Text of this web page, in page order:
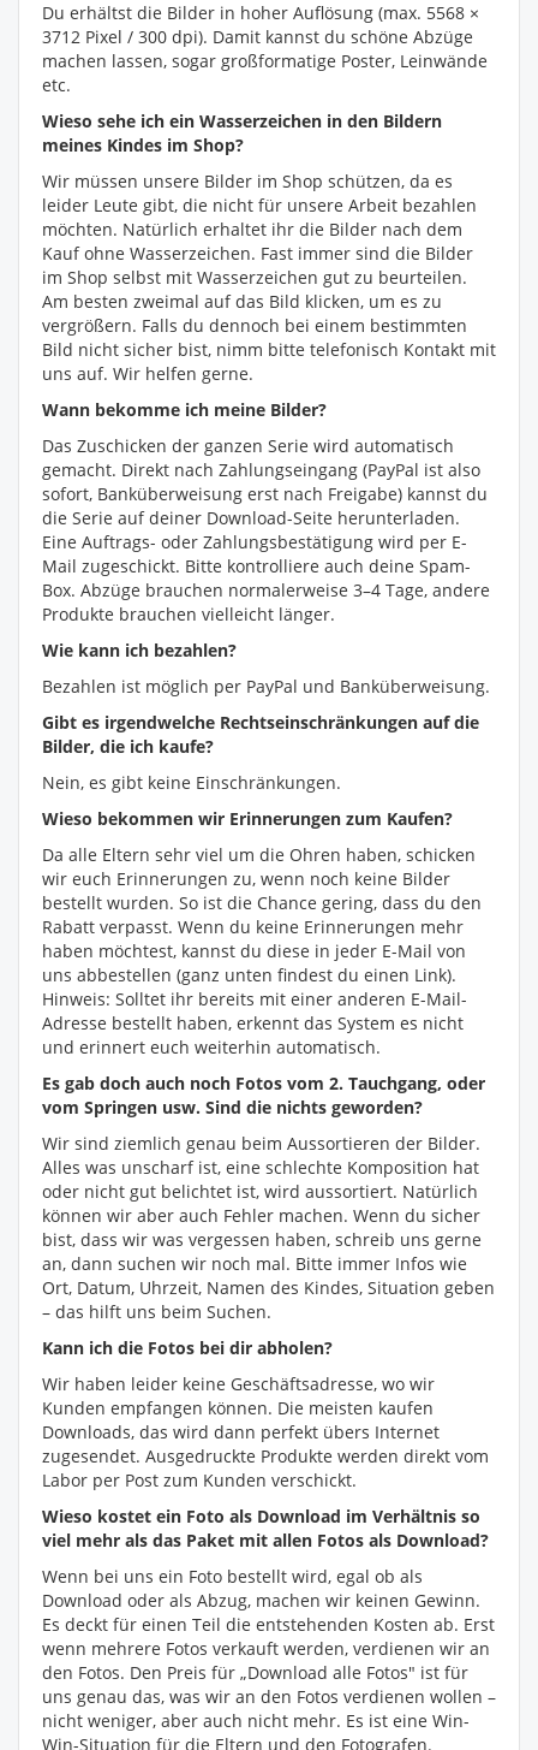
Du erhältst die Bilder in hoher Auflösung (max. 5568 ×
3712 Pixel / 300 dpi). Damit kannst du schöne Abzüge
machen lassen, sogar großformatige Poster, Leinwände
etc.
Wieso sehe ich ein Wasserzeichen in den Bildern
meines Kindes im Shop?
Wir müssen unsere Bilder im Shop schützen, da es
leider Leute gibt, die nicht für unsere Arbeit bezahlen
möchten. Natürlich erhaltet ihr die Bilder nach dem
Kauf ohne Wasserzeichen. Fast immer sind die Bilder
im Shop selbst mit Wasserzeichen gut zu beurteilen.
Am besten zweimal auf das Bild klicken, um es zu
vergrößern. Falls du dennoch bei einem bestimmten
Bild nicht sicher bist, nimm bitte telefonisch Kontakt mit
uns auf. Wir helfen gerne.
Wann bekomme ich meine Bilder?
Das Zuschicken der ganzen Serie wird automatisch
gemacht. Direkt nach Zahlungseingang (PayPal ist also
sofort, Banküberweisung erst nach Freigabe) kannst du
die Serie auf deiner Download-Seite herunterladen.
Eine Auftrags- oder Zahlungsbestätigung wird per E-
Mail zugeschickt. Bitte kontrolliere auch deine Spam-
Box. Abzüge brauchen normalerweise 3–4 Tage, andere
Produkte brauchen vielleicht länger.
Wie kann ich bezahlen?
Bezahlen ist möglich per PayPal und Banküberweisung.
Gibt es irgendwelche Rechtseinschränkungen auf die
Bilder, die ich kaufe?
Nein, es gibt keine Einschränkungen.
Wieso bekommen wir Erinnerungen zum Kaufen?
Da alle Eltern sehr viel um die Ohren haben, schicken
wir euch Erinnerungen zu, wenn noch keine Bilder
bestellt wurden. So ist die Chance gering, dass du den
Rabatt verpasst. Wenn du keine Erinnerungen mehr
haben möchtest, kannst du diese in jeder E-Mail von
uns abbestellen (ganz unten findest du einen Link).
Hinweis: Solltet ihr bereits mit einer anderen E-Mail-
Adresse bestellt haben, erkennt das System es nicht
und erinnert euch weiterhin automatisch.
Es gab doch auch noch Fotos vom 2. Tauchgang, oder
vom Springen usw. Sind die nichts geworden?
Wir sind ziemlich genau beim Aussortieren der Bilder.
Alles was unscharf ist, eine schlechte Komposition hat
oder nicht gut belichtet ist, wird aussortiert. Natürlich
können wir aber auch Fehler machen. Wenn du sicher
bist, dass wir was vergessen haben, schreib uns gerne
an, dann suchen wir noch mal. Bitte immer Infos wie
Ort, Datum, Uhrzeit, Namen des Kindes, Situation geben
– das hilft uns beim Suchen.
Kann ich die Fotos bei dir abholen?
Wir haben leider keine Geschäftsadresse, wo wir
Kunden empfangen können. Die meisten kaufen
Downloads, das wird dann perfekt übers Internet
zugesendet. Ausgedruckte Produkte werden direkt vom
Labor per Post zum Kunden verschickt.
Wieso kostet ein Foto als Download im Verhältnis so
viel mehr als das Paket mit allen Fotos als Download?
Wenn bei uns ein Foto bestellt wird, egal ob als
Download oder als Abzug, machen wir keinen Gewinn.
Es deckt für einen Teil die entstehenden Kosten ab. Erst
wenn mehrere Fotos verkauft werden, verdienen wir an
den Fotos. Den Preis für „Download alle Fotos" ist für
uns genau das, was wir an den Fotos verdienen wollen –
nicht weniger, aber auch nicht mehr. Es ist eine Win-
Win-Situation für die Eltern und den Fotografen.